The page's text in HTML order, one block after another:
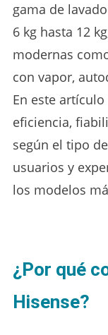
gama de
6 kg hasta 12
modernas
con vapor,
En este
eficiencia,
según el tipo
usuarios y
los modelos
¿Por qué
Hisense?